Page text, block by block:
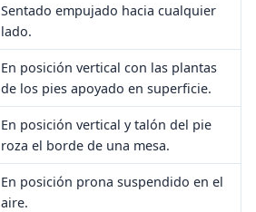
Sentado empujado hacia cualquier
lado.
En posición vertical con las plantas
de los pies apoyado en superficie.
En posición vertical y talón del pie
roza el borde de una mesa.
En posición prona suspendido en el
aire.